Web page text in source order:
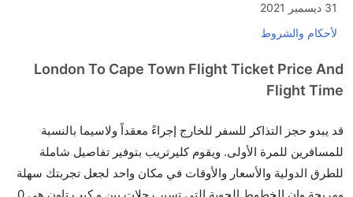
31 ديسمبر 2021
لأحكام والشروط
London To Cape Town Flight Ticket Price And
Flight Time
قد يبدو حجز التذاكر للسفر للخارج إجراءً معقداً ولاسيما بالنسبة
للمسافرين للمرة الأولى. ويقوم كليرتريب بتوفير تفاصيل شاملة
للطرق الدولية والأسعار والأوقات في مكان واحد لجعل تجربتك سهلة